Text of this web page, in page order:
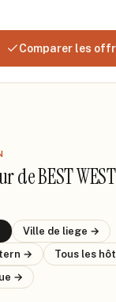
Comparer les
deBEST
Ville de liege →
→ Tous les
→